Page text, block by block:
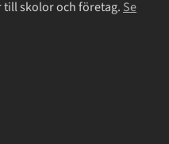
till skolor och företag. Se